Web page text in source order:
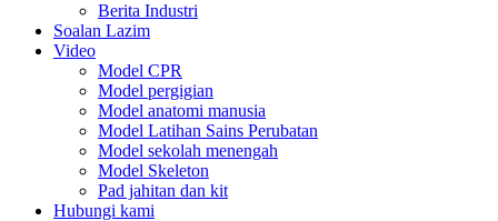
Berita Industri
Soalan Lazim
Video
Model CPR
Model pergigian
Model anatomi manusia
Model Latihan Sains Perubatan
Model sekolah menengah
Model Skeleton
Pad jahitan dan kit
Hubungi kami